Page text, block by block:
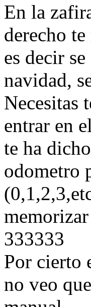
En la
derecho
es decir
navidad,
Necesitas
entrar en
te ha
odometro
333333
Por cierto
no veo